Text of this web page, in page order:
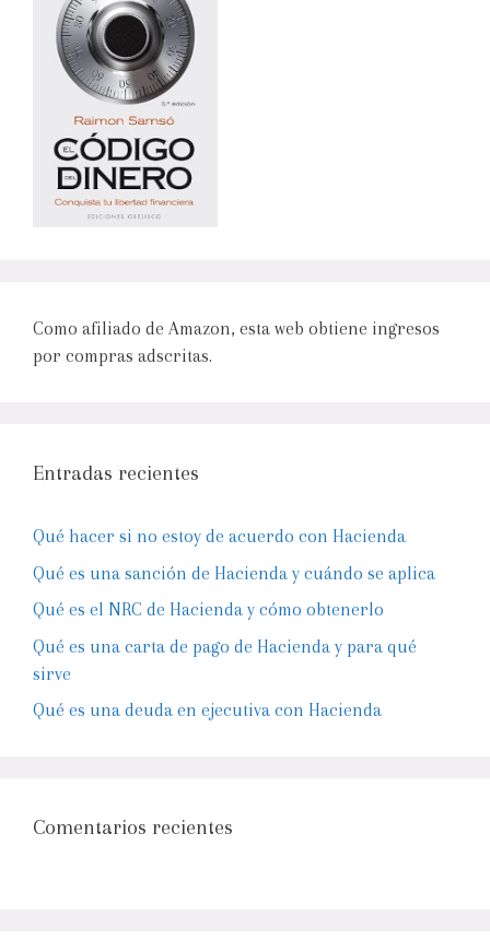
Como afiliado de Amazon, esta web obtiene ingresos
por compras adscritas.
Entradas recientes
Qué hacer si no estoy de acuerdo con Hacienda
Qué es una sanción de Hacienda y cuándo se aplica
Qué es el NRC de Hacienda y cómo obtenerlo
Qué es una carta de pago de Hacienda y para qué
sirve
Qué es una deuda en ejecutiva con Hacienda
Comentarios recientes